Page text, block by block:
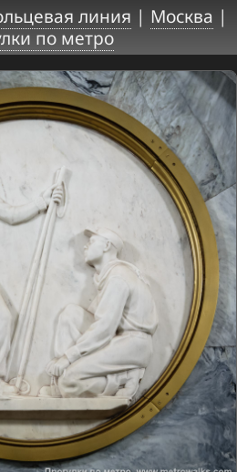
линия | Москва |
по метро